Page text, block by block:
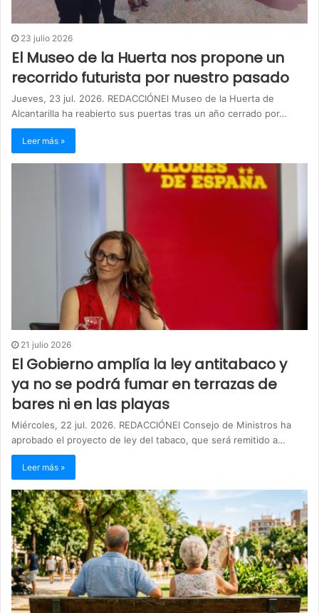
23 julio 2026
El Museo de la Huerta nos propone un
recorrido futurista por nuestro pasado
Jueves, 23 jul. 2026. REDACCIÓNEl Museo de la Huerta de
Alcantarilla ha reabierto sus puertas tras un año cerrado por…
Leer más »
21 julio 2026
El Gobierno amplía la ley antitabaco y
ya no se podrá fumar en terrazas de
bares ni en las playas
Miércoles, 22 jul. 2026. REDACCIÓNEl Consejo de Ministros ha
aprobado el proyecto de ley del tabaco, que será remitido a…
Leer más »